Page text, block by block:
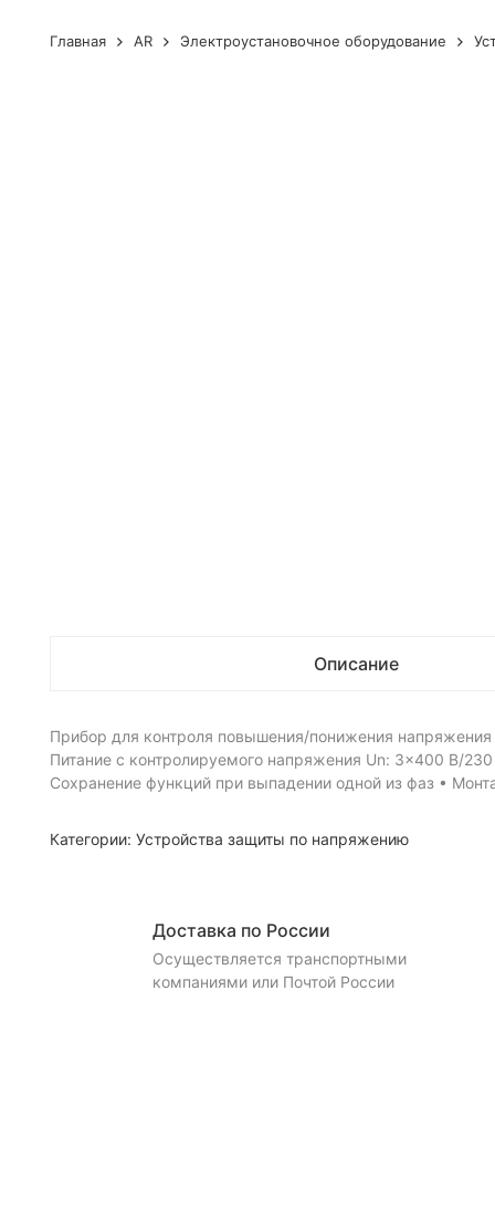
Главная AR Электроустановочное оборудование
Описание
Прибор для контроля повышения/понижения
Питание с контролируемого напряжения Un: 3×400 В/
Сохранение функций при выпадении одной из фаз •
Категории: Устройства защиты по напряжению
Доставка по России
Осуществляется транспортными
компаниями или Почтой России